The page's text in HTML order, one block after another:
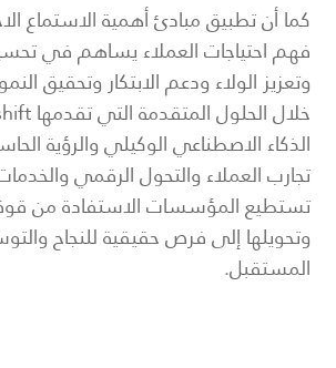
كما أن تطبيق مبادئ أهمية الاستماع
فهم احتياجات العملاء يساهم في
وتعزيز الولاء ودعم الابتكار وتحقيق
الذكاء الاصطناعي الوكيلي والرؤية
تجارب العملاء والتحول الرقمي
تستطيع المؤسسات الاستفادة من قوة
وتحويلها إلى فرص حقيقية للنجاح
المستقبل.